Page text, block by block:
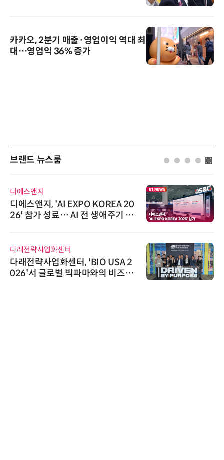
카카오, 2분기 매출·영업이익 역대 최
대…영업익 36% 증가
브랜드 뉴스룸
디에스앤지
디에스앤지, 'AI EXPO KOREA 20
26' 참가 성료… AI 전 생애주기 아
다래전략사업화센터
다래전략사업화센터, 'BIO USA 2
026'서 글로벌 빅파마와의 비즈니